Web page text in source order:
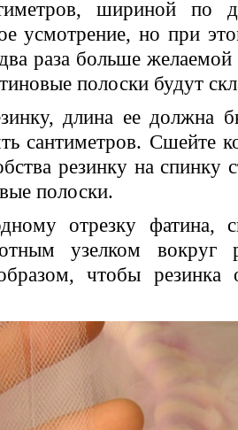
шириной по
усмотрение, но при
раза больше
полоски будут
длина ее должна
сантиметров. Сшейте
резинку на
полоски.
отрезку фатина,
узелком вокруг
чтобы резинка